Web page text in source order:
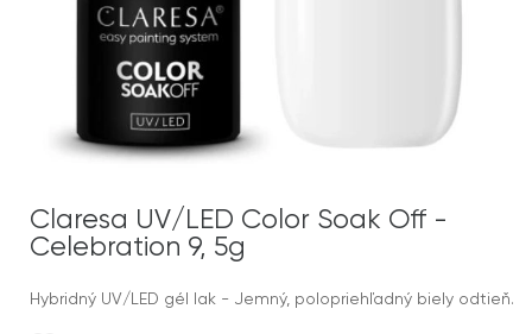
Claresa UV/LED Color Soak Off -
Celebration 9, 5g
Hybridný UV/LED gél lak - Jemný, polopriehľadný biely odtieň.